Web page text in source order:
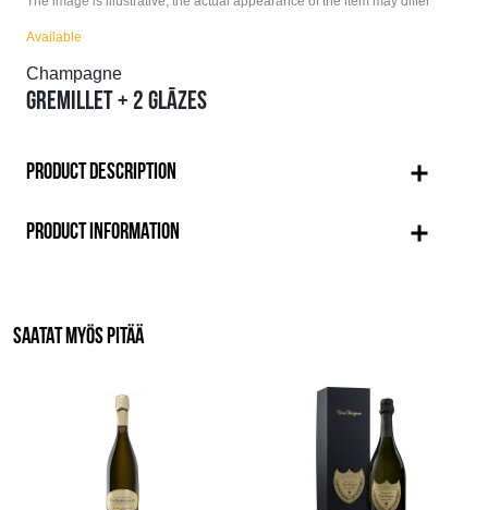
Available
Champagne
GREMILLET + 2 GLĀZES
PRODUCT DESCRIPTION
PRODUCT INFORMATION
SAATAT MYÖS PITÄÄ